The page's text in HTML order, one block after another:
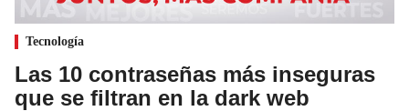
Tecnología
Las 10 contraseñas más inseguras
que se filtran en la dark web